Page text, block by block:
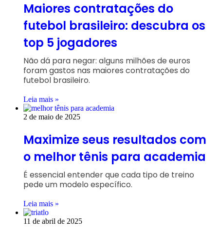
Maiores contratações do
futebol brasileiro: descubra os
top 5 jogadores
Não dá para negar: alguns milhões de euros
foram gastos nas maiores contratações do
futebol brasileiro.
Leia mais »
2 de maio de 2025
Maximize seus resultados com
o melhor tênis para academia
É essencial entender que cada tipo de treino
pede um modelo específico.
Leia mais »
11 de abril de 2025